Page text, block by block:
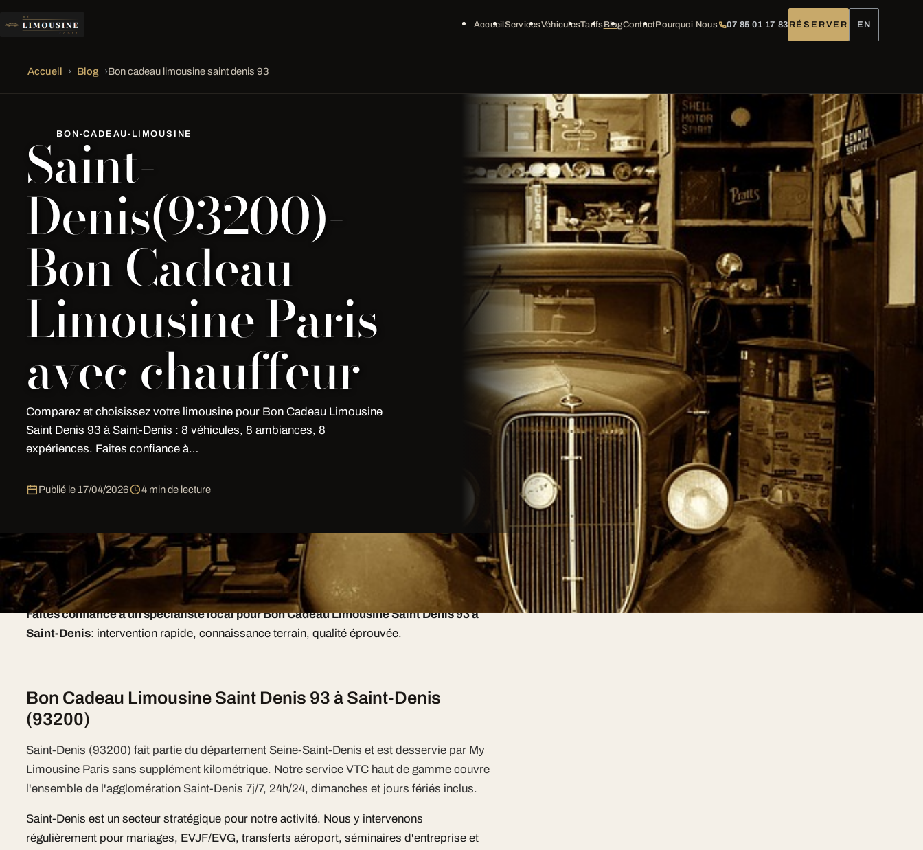
AccueilServicesVéhiculesTarifsBlogContactPourquoi Nous 07 85 01 17 83 RÉSERVER EN
Accueil › Blog ›Bon cadeau limousine saint denis 93
BON-CADEAU-LIMOUSINE
Saint-
Denis(93200)-
Bon Cadeau
Limousine Paris
avec chauffeur
Comparez et choisissez votre limousine pour Bon Cadeau Limousine
Saint Denis 93 à Saint-Denis : 8 véhicules, 8 ambiances, 8
expériences. Faites confiance à…
Publié le 17/04/2026 4 min de lecture
Comparez et choisissez votre limousine pour Bon Cadeau Limousine Saint Denis 93 à
Saint-Denis: 8 véhicules, 8 ambiances, 8 expériences.
Faites confiance à un spécialiste local pour Bon Cadeau Limousine Saint Denis 93 à
Saint-Denis: intervention rapide, connaissance terrain, qualité éprouvée.
Bon Cadeau Limousine Saint Denis 93 à Saint-Denis
(93200)
Saint-Denis (93200) fait partie du département Seine-Saint-Denis et est desservie par My
Limousine Paris sans supplément kilométrique. Notre service VTC haut de gamme couvre
l'ensemble de l'agglomération Saint-Denis 7j/7, 24h/24, dimanches et jours fériés inclus.
Saint-Denis est un secteur stratégique pour notre activité. Nous y intervenons
régulièrement pour mariages, EVJF/EVG, transferts aéroport, séminaires d'entreprise et